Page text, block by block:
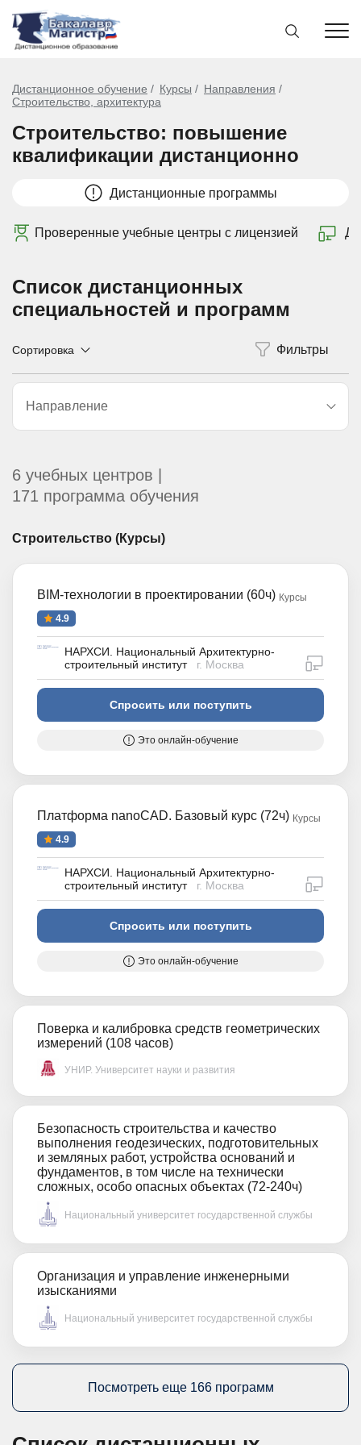
Дистанционное обучение Курсы
Направления
Строительство, архитектура
Строительство: повышение
квалификации дистанционно
Дистанционные программы
Проверенные учебные центры с лицензией
Список дистанционных
специальностей и программ
Направление
Сортировка
6 учебных центров |
171 программа обучения
Строительство (Курсы)
BIM-технологии в проектировании (60ч) Курсы
4.9
НАРХСИ. Национальный Архитектурно-
строительный институт
г. Москва
Спросить или поступить
Это онлайн-обучение
Платформа nanoCAD. Базовый курс (72ч) Курсы
4.9
НАРХСИ. Национальный Архитектурно-
строительный институт
г. Москва
Спросить или поступить
Это онлайн-обучение
Поверка и калибровка средств геометрических
измерений (108 часов)
УНИР. Университет науки и развития
Безопасность строительства и качество
выполнения геодезических, подготовительных
и земляных работ, устройства оснований и
фундаментов, в том числе на технически
сложных, особо опасных объектах (72-240ч)
Национальный университет государственной службы
Организация и управление инженерными
изысканиями
Национальный университет государственной службы
Посмотреть еще 166 программ